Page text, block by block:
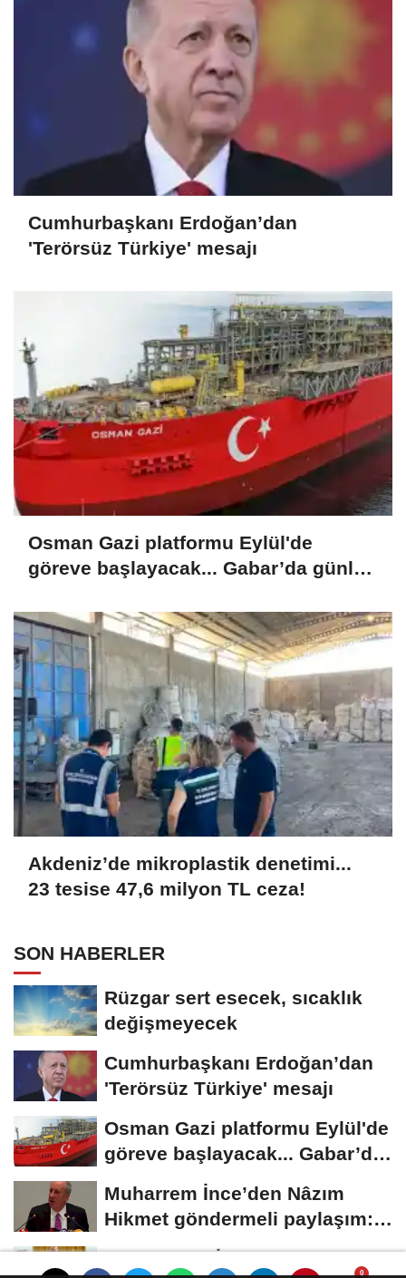
Cumhurbaşkanı Erdoğan’dan
'Terörsüz Türkiye' mesajı
Osman Gazi platformu Eylül'de
göreve başlayacak... Gabar’da günlük
Akdeniz’de mikroplastik denetimi...
23 tesise 47,6 milyon TL ceza!
SON HABERLER
Rüzgar sert esecek, sıcaklık
değişmeyecek
Cumhurbaşkanı Erdoğan’dan
'Terörsüz Türkiye' mesajı
Osman Gazi platformu Eylül'de
göreve başlayacak... Gabar’da
Muharrem İnce’den Nâzım
Hikmet göndermeli paylaşım:
Vatan hainliğine...
Dervişoğlu: İhanet belgesini